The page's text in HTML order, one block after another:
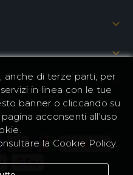




anche di terze parti, per
in linea con le tue
banner o cliccando su
acconsenti all'uso
la Cookie Policy.